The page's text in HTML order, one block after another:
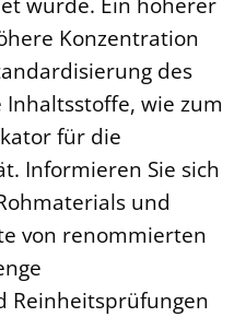
Konzentration
des
wie zum
für die
Informieren Sie sich
und
von renommierten
Reinheitsprüfungen